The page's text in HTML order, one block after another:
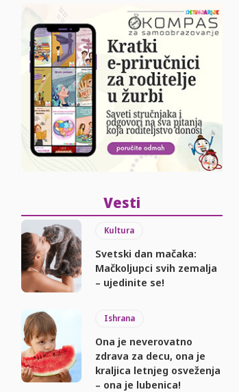
Vesti
Kultura
Svetski dan mačaka:
Mačkoljupci svih zemalja
– ujedinite se!
Ishrana
Ona je neverovatno
zdrava za decu, ona je
kraljica letnjeg osveženja
– ona je lubenica!